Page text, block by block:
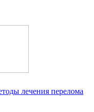
лечения перелома